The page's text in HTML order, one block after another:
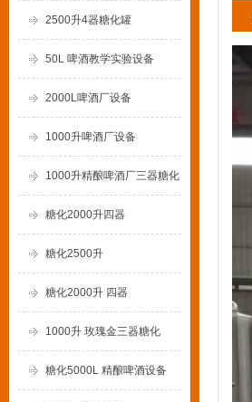
2500升4器糖化罐
50L 啤酒教学实验设备
2000L啤酒厂设备
1000升啤酒厂设备
1000升精酿啤酒厂三器糖化
糖化2000升四器
糖化2500升
糖化2000升 四器
1000升 玫瑰金三器糖化
糖化5000L 精酿啤酒设备